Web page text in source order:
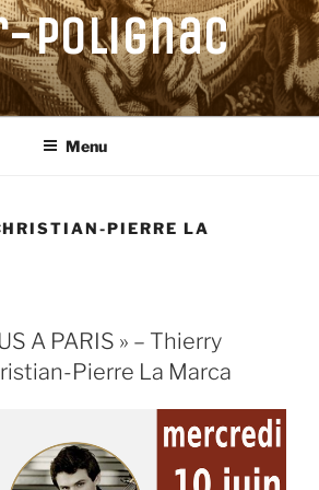
Polignac
Menu
PIERRE LA
A PARIS » – Thierry
Pierre La Marca